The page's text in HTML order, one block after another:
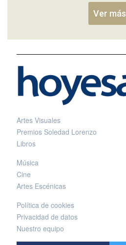
Ver más
Artes Visuales
Premios Soledad Lorenzo
Libros
Música
Cine
Artes Escénicas
Política de cookies
Privacidad de datos
Nuestro equipo